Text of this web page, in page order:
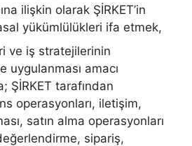
ilişkin olarak ŞİRKET’in
yükümlülükleri ifa etmek,
ve iş stratejilerinin
uygulanması amacı
ŞİRKET tarafından
operasyonları, iletişim,
satın alma operasyonları
sipariş,